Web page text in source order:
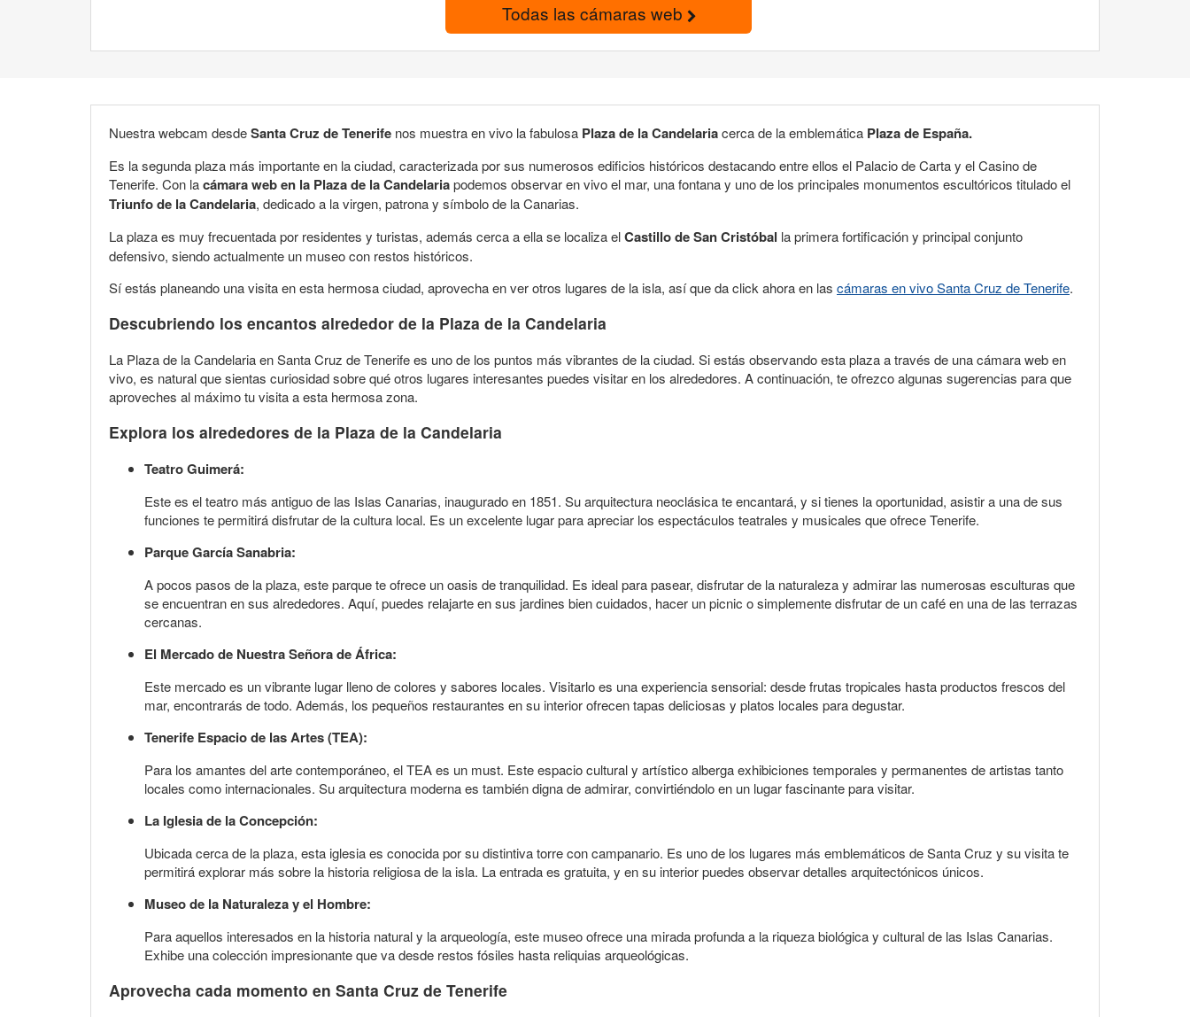
Todas las cámaras web
Nuestra webcam desdeSanta Cruz de Tenerife nos muestra en vivo la fabulosa Plaza de la Candelariacerca de la emblemática Plaza de España.
Es la segunda plaza más importante en la ciudad, caracterizada por sus numerosos edificios históricos destacando entre ellos el Palacio de Carta y el Casino de
Tenerife. Con lacámara web en la Plaza de la Candelariapodemos observar en vivo el mar, una fontana y uno de los principales monumentos escultóricos titulado el
Triunfo de la Candelaria, dedicado a la virgen, patrona y símbolo de la Canarias.
La plaza es muy frecuentada por residentes y turistas, además cerca a ella se localiza elCastillo de San Cristóbal la primera fortificación y principal conjunto
defensivo, siendo actualmente un museo con restos históricos.
Sí estás planeando una visita en esta hermosa ciudad, aprovecha en ver otros lugares de la isla, así que da click ahora en las cámaras en vivo Santa Cruz de Tenerife.
Descubriendo los encantos alrededor de la Plaza de la Candelaria
La Plaza de la Candelaria en Santa Cruz de Tenerife es uno de los puntos más vibrantes de la ciudad. Si estás observando esta plaza a través de una cámara web en
vivo, es natural que sientas curiosidad sobre qué otros lugares interesantes puedes visitar en los alrededores. A continuación, te ofrezco algunas sugerencias para que
aproveches al máximo tu visita a esta hermosa zona.
Explora los alrededores de la Plaza de la Candelaria
Teatro Guimerá:
Este es el teatro más antiguo de las Islas Canarias, inaugurado en 1851. Su arquitectura neoclásica te encantará, y si tienes la oportunidad, asistir a una de sus
funciones te permitirá disfrutar de la cultura local. Es un excelente lugar para apreciar los espectáculos teatrales y musicales que ofrece Tenerife.
Parque García Sanabria:
A pocos pasos de la plaza, este parque te ofrece un oasis de tranquilidad. Es ideal para pasear, disfrutar de la naturaleza y admirar las numerosas esculturas que
se encuentran en sus alrededores. Aquí, puedes relajarte en sus jardines bien cuidados, hacer un picnic o simplemente disfrutar de un café en una de las terrazas
cercanas.
El Mercado de Nuestra Señora de África:
Este mercado es un vibrante lugar lleno de colores y sabores locales. Visitarlo es una experiencia sensorial: desde frutas tropicales hasta productos frescos del
mar, encontrarás de todo. Además, los pequeños restaurantes en su interior ofrecen tapas deliciosas y platos locales para degustar.
Tenerife Espacio de las Artes (TEA):
Para los amantes del arte contemporáneo, el TEA es un must. Este espacio cultural y artístico alberga exhibiciones temporales y permanentes de artistas tanto
locales como internacionales. Su arquitectura moderna es también digna de admirar, convirtiéndolo en un lugar fascinante para visitar.
La Iglesia de la Concepción:
Ubicada cerca de la plaza, esta iglesia es conocida por su distintiva torre con campanario. Es uno de los lugares más emblemáticos de Santa Cruz y su visita te
permitirá explorar más sobre la historia religiosa de la isla. La entrada es gratuita, y en su interior puedes observar detalles arquitectónicos únicos.
Museo de la Naturaleza y el Hombre:
Para aquellos interesados en la historia natural y la arqueología, este museo ofrece una mirada profunda a la riqueza biológica y cultural de las Islas Canarias.
Exhibe una colección impresionante que va desde restos fósiles hasta reliquias arqueológicas.
Aprovecha cada momento en Santa Cruz de Tenerife